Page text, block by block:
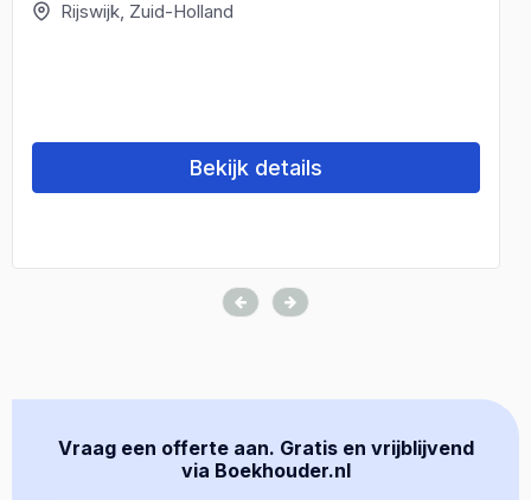
Rijswijk, Zuid-Holland
Bekijk details
Vraag een offerte aan. Gratis en vrijblijvend
via Boekhouder.nl